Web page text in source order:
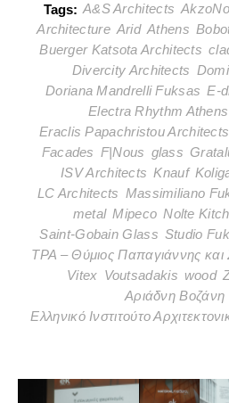
Tags: A&S Architects
Architecture Arid Athens
Buerger Katsota Architects
Divercity Architects
Doriana Mandrelli Fuksas E-
Electra Rhythm Athens
Eraclis Papachristou Architects
Facades F|Nous glass
ISV Architects Knauf
LC Architects Massimiliano
metal Mipeco Nolte
Saint-Gobain Glass Studio
TPA – Θύμιος Παπαγιάννης και
Vitex Voutsadakis wood
Αριάδνη Βοζάνη
Ελληνικό Ινστιτούτο